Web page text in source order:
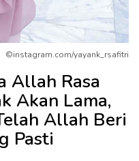
©instagram.com/yayank_rsafitri
Allah Rasa
Akan Lama,
Allah Beri
Pasti